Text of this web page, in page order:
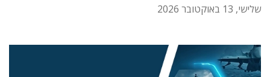
שלישי, 13 באוקטובר 2026